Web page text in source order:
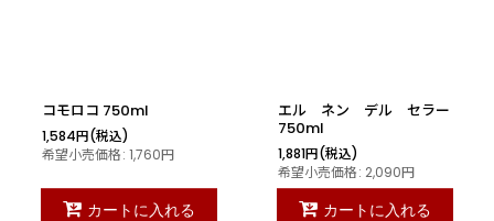
コモロコ 750ml
1,584円(税込)
希望小売価格: 1,760円
カートに入れる
エル ネン デル セラー
750ml
1,881円(税込)
希望小売価格: 2,090円
カートに入れる